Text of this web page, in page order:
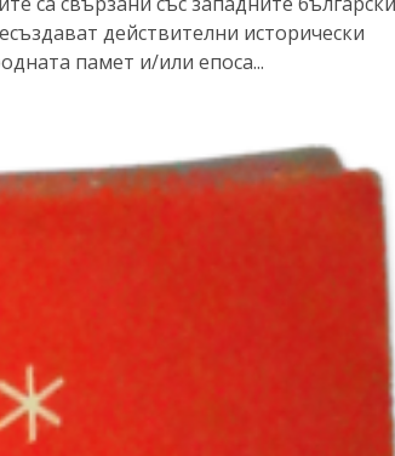
действителни исторически
памет и/или епоса...